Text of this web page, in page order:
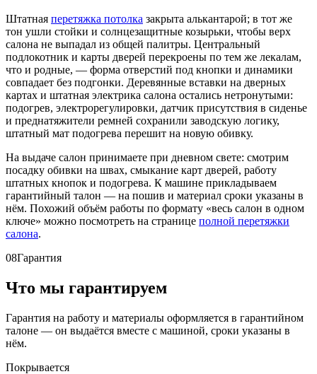
Штатная перетяжка потолка закрыта алькантарой; в тот же
тон ушли стойки и солнцезащитные козырьки, чтобы верх
салона не выпадал из общей палитры. Центральный
подлокотник и карты дверей перекроены по тем же лекалам,
что и родные, — форма отверстий под кнопки и динамики
совпадает без подгонки. Деревянные вставки на дверных
картах и штатная электрика салона остались нетронутыми:
подогрев, электрорегулировки, датчик присутствия в сиденье
и преднатяжители ремней сохранили заводскую логику,
штатный мат подогрева перешит на новую обивку.
На выдаче салон принимаете при дневном свете: смотрим
посадку обивки на швах, смыкание карт дверей, работу
штатных кнопок и подогрева. К машине прикладываем
гарантийный талон — на пошив и материал сроки указаны в
нём. Похожий объём работы по формату «весь салон в одном
ключе» можно посмотреть на странице полной перетяжки
салона.
08Гарантия
Что мы гарантируем
Гарантия на работу и материалы оформляется в гарантийном
талоне — он выдаётся вместе с машиной, сроки указаны в
нём.
Покрывается